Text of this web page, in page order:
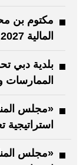
مكتوم بن
المالية 2027 - 2029
بلدية دبي
الممارسات
«مجلس
استراتيجية
«مجلس